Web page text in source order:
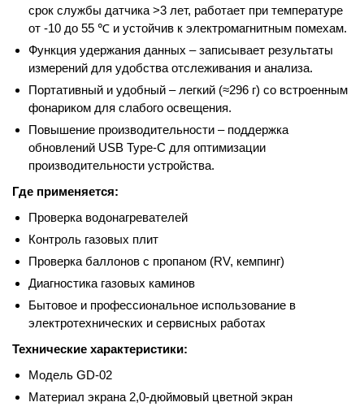
срок службы датчика >3 лет, работает при температуре
от -10 до 55 ℃ и устойчив к электромагнитным помехам.
Функция удержания данных – записывает результаты
измерений для удобства отслеживания и анализа.
Портативный и удобный – легкий (≈296 г) со встроенным
фонариком для слабого освещения.
Повышение производительности – поддержка
обновлений USB Type-C для оптимизации
производительности устройства.
Где применяется:
Проверка водонагревателей
Контроль газовых плит
Проверка баллонов с пропаном (RV, кемпинг)
Диагностика газовых каминов
Бытовое и профессиональное использование в
электротехнических и сервисных работах
Технические характеристики:
Модель GD-02
Материал экрана 2,0-дюймовый цветной экран